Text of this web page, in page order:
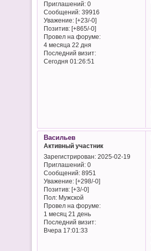
Приглашений:0
Сообщений:39916
Уважение: [+23/-0]
Позитив: [+865/-0]
Провел на форуме:
4 месяца 22 дня
Последний визит:
Сегодня 01:26:51
Васильев
Активный участник
Зарегистрирован: 2025-02-19
Приглашений:0
Сообщений:8951
Уважение: [+298/-0]
Позитив: [+3/-0]
Пол:Мужской
Провел на форуме:
1 месяц 21 день
Последний визит:
Вчера 17:01:33